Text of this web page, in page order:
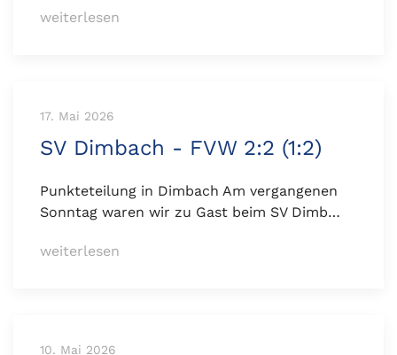
weiterlesen
17. Mai 2026
SV Dimbach - FVW 2:2 (1:2)
Punkteteilung in Dimbach Am vergangenen
Sonntag waren wir zu Gast beim SV Dimb…
weiterlesen
10. Mai 2026